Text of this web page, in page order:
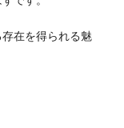
在を得られる魅